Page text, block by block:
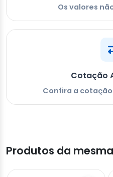
Os valores
Cotação
Confira a
Produtos da